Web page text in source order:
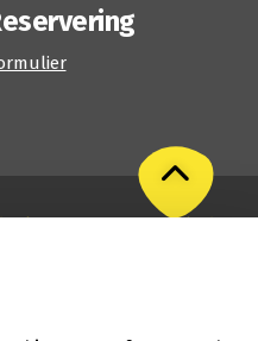
en privacybeleid